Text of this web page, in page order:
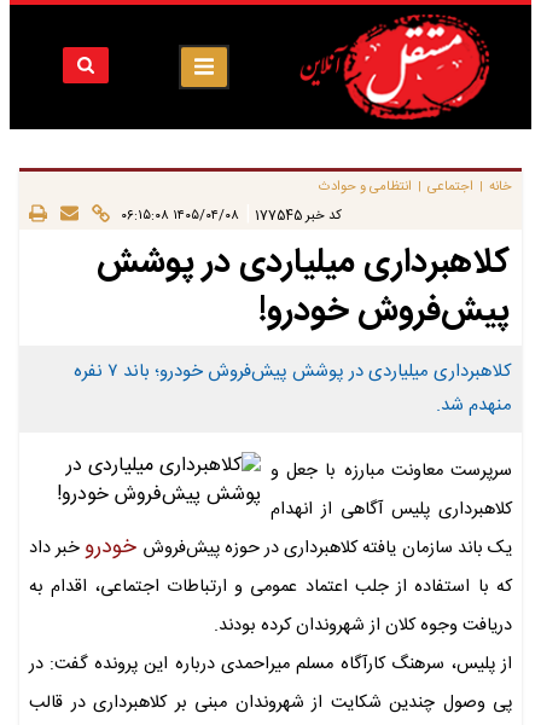
خانه | اجتماعی | انتظامی و حوادث
کد خبر 177545 ۱۴۰۵/۰۴/۰۸ ۰۶:۱۵:۰۸
کلاهبرداری میلیاردی در پوشش
پیش‌فروش خودرو!
کلاهبرداری میلیاردی در پوشش پیش‌فروش خودرو؛ باند ۷ نفره
منهدم شد.
سرپرست معاونت مبارزه با جعل و
کلاهبرداری پلیس آگاهی از انهدام
یک باند سازمان‌ یافته کلاهبرداری در حوزه پیش‌فروش خودرو خبر داد
که با استفاده از جلب اعتماد عمومی و ارتباطات اجتماعی، اقدام به
دریافت وجوه کلان از شهروندان کرده بودند.
از پلیس، سرهنگ کارآگاه مسلم میراحمدی درباره این پرونده گفت: در
پی وصول چندین شکایت از شهروندان مبنی بر کلاهبرداری در قالب